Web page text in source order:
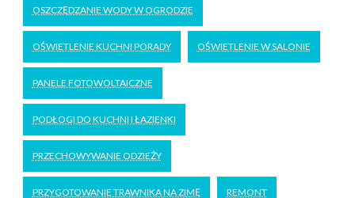
OSZCZĘDZANIE WODY W OGRODZIE
OŚWIETLENIE KUCHNI PORADY OŚWIETLENIE W SALONIE
PANELE FOTOWOLTAICZNE
PODŁOGI DO KUCHNI I ŁAZIENKI
PRZECHOWYWANIE ODZIEŻY
PRZYGOTOWANIE TRAWNIKA NA ZIMĘ REMONT